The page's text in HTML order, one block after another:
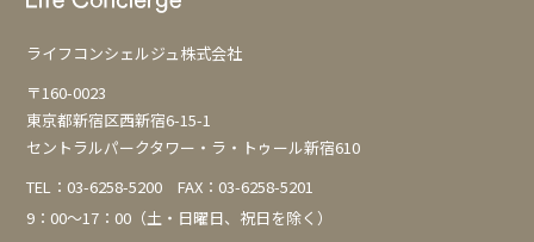
シ
ョ
ン
ライフコンシェルジュ株式会社
〒160-0023
東京都新宿区西新宿6-15-1
セントラルパークタワー・ラ・トゥール新宿610
TEL：03-6258-5200 FAX：03-6258-5201
9：00～17：00（土・日曜日、祝日を除く）